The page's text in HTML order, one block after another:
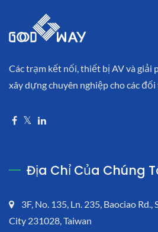
Các trạm kết nối, thiết bị AV và giải
xây dựng chuyên nghiệp cho các
Địa Chỉ Của Chúng
3F, No. 135, Ln. 235, Baociao
City 231028, Taiwan